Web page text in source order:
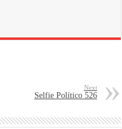
Next
Selfie Político 526